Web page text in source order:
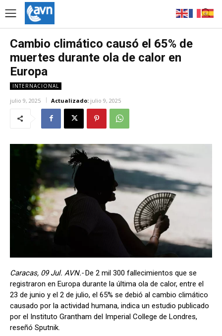
Cambio climático causó el 65% de
muertes durante ola de calor en
Europa
INTERNACIONAL
julio 9, 2025 Actualizado: julio 9, 2025
Caracas, 09 Jul. AVN.- De 2 mil 300 fallecimientos que se
registraron en Europa durante la última ola de calor, entre el
23 de junio y el 2 de julio, el 65% se debió al cambio climático
causado por la actividad humana, indica un estudio publicado
por el Instituto Grantham del Imperial College de Londres,
reseñó Sputnik.